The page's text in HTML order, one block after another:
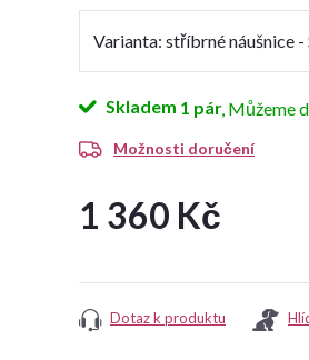
Skladem 1 pár
Možnosti doručení
1 360 Kč
Dotaz k produktu